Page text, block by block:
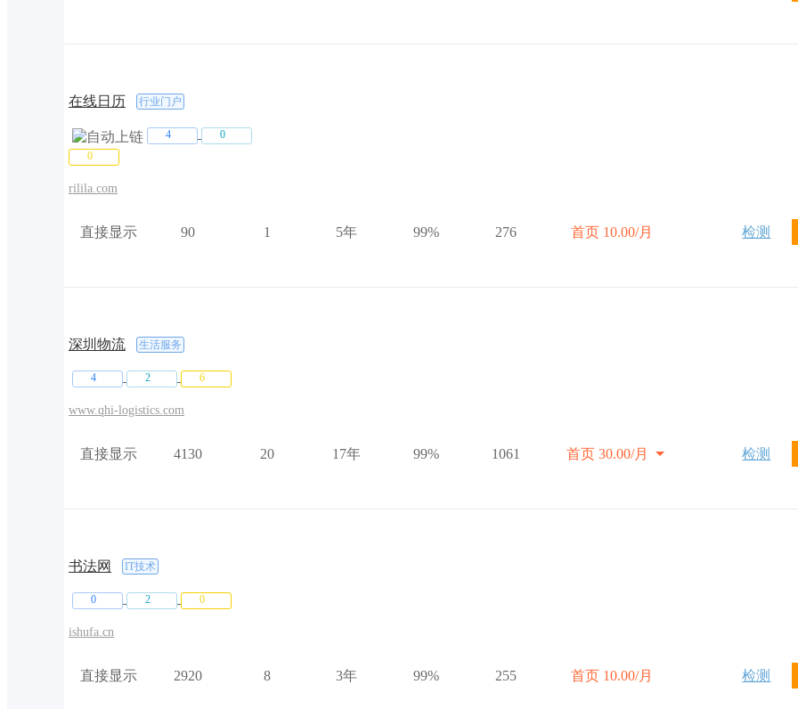
在线日历 行业门户
4
0
0
rilila.com
直接显示 90 1 5年 99% 276 首页 10.00/月 检测
深圳物流 生活服务
4 2 6
www.qhi-logistics.com
直接显示 4130 20 17年 99% 1061 首页 30.00/月 检测
书法网 IT技术
0 2 0
ishufa.cn
直接显示 2920 8 3年 99% 255 首页 10.00/月 检测